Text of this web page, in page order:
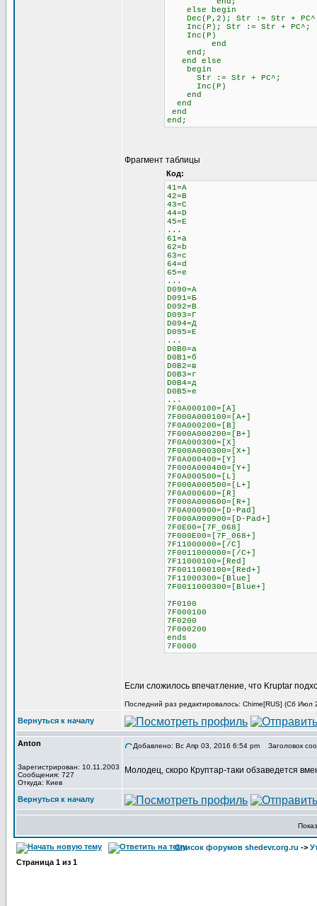
else begin \\
Dec(P,2); Str := Str +
Inc(P); Str := Str + PC^;
Inc(P)
end
end;
end else \\ Если
begin
Str := Str + PC^;
Inc(P)
end
end
end
end;
Фрагмент таблицы
Код:
41=A
42=B
43=C
44=D
45=E
...
61=a
62=b
63=c
64=d
65=e
...
D090=А
D091=Б
D092=В
D093=Г
D094=Д
D095=Е
...
D0B0=а
D0B1=б
D0B2=в
D0B3=г
D0B4=д
D0B5=е
...
7F0A000100=[A]
7F000A000100=[A+]
7F0A000200=[B]
7F000A000200=[B+]
7F0A000300=[X]
7F000A000300=[X+]
7F0A000400=[Y]
7F000A000400=[Y+]
7F0A000500=[L]
7F000A000500=[L+]
7F0A000600=[R]
7F000A000600=[R+]
7F0A000900=[D-Pad]
7F000A000900=[D-Pad+]
7F0E00=[7F_068]
7F000E00=[7F_068+]
7F11000000=[/C]
7F0011000000=[/C+]
7F11000100=[Red]
7F0011000100=[Red+]
7F11000300=[Blue]
7F0011000300=[Blue+]
7F0100
7F000100
7F0200
7F000200
ends
7F0000
Если сложилось впечатление, что Kruptar
Последний раз редактировалось: Chime[RUS] (Сб Июл
Вернуться к началу
Anton
Зарегистрирован: 10.11.2003
Сообщения: 727
Откуда: Киев
Добавлено: Вс Апр 03, 2016 6:54 pm Заголовок
Молодец, скоро Круптар-таки обзаведется
Вернуться к началу
Список форумов shedevr.org.ru ->
Страница 1 из 1